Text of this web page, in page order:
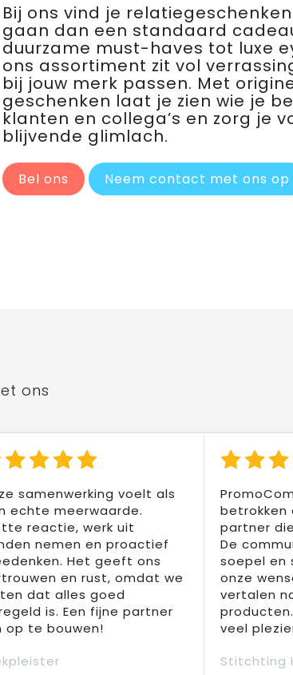
Bij ons vind je
gaan dan een standaard
duurzame must-haves tot luxe
ons assortiment zit vol
bij jouw merk passen. Met
geschenken laat je zien wie je
klanten en collega’s en zorg je
blijvende glimlach.
Bel ons Neem contact met ons op
ons
samenwerking voelt als
echte meerwaarde.
reactie, werk uit
nemen en proactief
Het geeft ons
en rust, omdat we
dat alles goed
is. Een fijne partner
op te bouwen!
betrokken
partner
De
soepel en
onze
vertalen
veel
Stitchting